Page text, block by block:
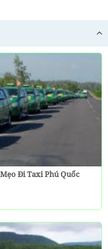
Đi Taxi Phú Quốc